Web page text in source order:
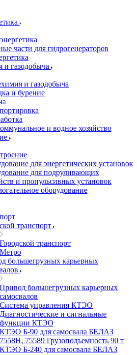
части для гидрогенераторов
и газодобыча
и газодобыча
и бурение
и водное хозяйство
для энергетических установок
для подруливающих
и пропульсивных установок
оборудование
транспорт
Городской транспорт
Метро
большегрузных карьерных
Привод большегрузных карьерных
самосвалов
Система управления КТЭО
Диагностические и сигнальные
функции КТЭО
КТЭО Б-90 для самосвала БЕЛАЗ
7558H, 75589 Грузоподъемность 90 т
КТЭО Б-240 для самосвала БЕЛАЗ